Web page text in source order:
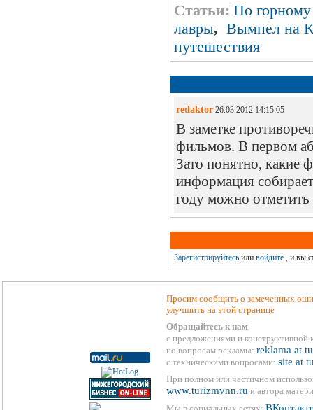
Статьи: По
лавры, Вымпел на
путешествия
redaktor26.03.2012 14:15:05
В заметке
фильмов. В первом
Зато понятно, какие
информация
году можно
Зарегистрируйтесьили войдите, и вы
Просим сообщить о замеченных
улучшить на этой странице
Обращайтесь к нам
с предложениями и конструктивной
по вопросам рекламы: reklama at
с техническими вопросами: site at
При полном или частичном
www.turizmvnn.ru и автора